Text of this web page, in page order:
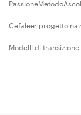
Cefalee: progetto
Modelli di